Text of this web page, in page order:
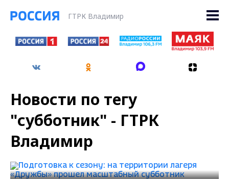
ГТРК Владимир
Новости по тегу
"субботник" - ГТРК
Владимир